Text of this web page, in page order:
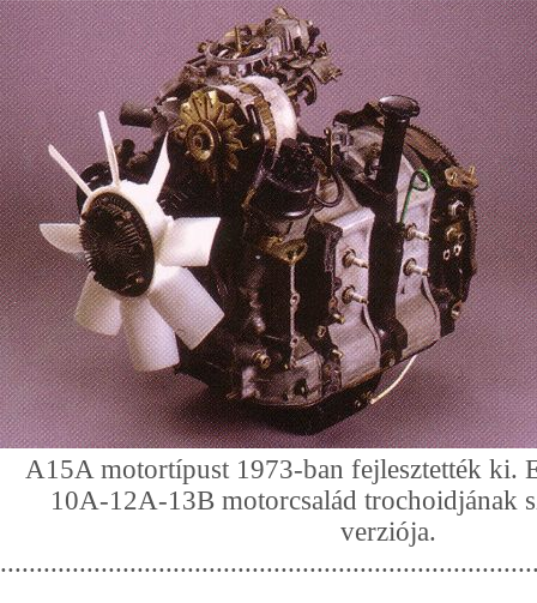
A15A motortípust 1973-ban fejlesztették ki.
10A-12A-13B motorcsalád trochoidjának
verziója.